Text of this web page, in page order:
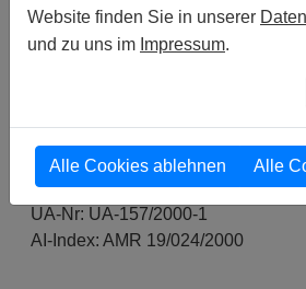
Intolerância" (GRADI) zugewiesen.
haben jedoch bislang zu keinem
gefährdeten Personen wurden nur
Maße beschützt. amnesty
vor in großer Gefahr sind.
UA-Nr: UA-157/2000-1
AI-Index: AMR 19/024/2000
Website finden Sie in unserer
und zu uns im Impressum.
Alle Cookies ablehnen Alle